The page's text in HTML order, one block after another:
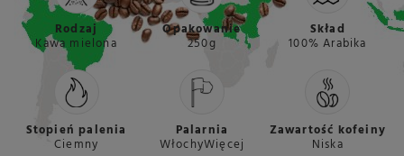
Rodzaj
Kawa mielona
Opakowanie
250g
Skład
100% Arabika
Stopień palenia
Ciemny
Palarnia
WłochyWięcej
Zawartość kofeiny
Niska